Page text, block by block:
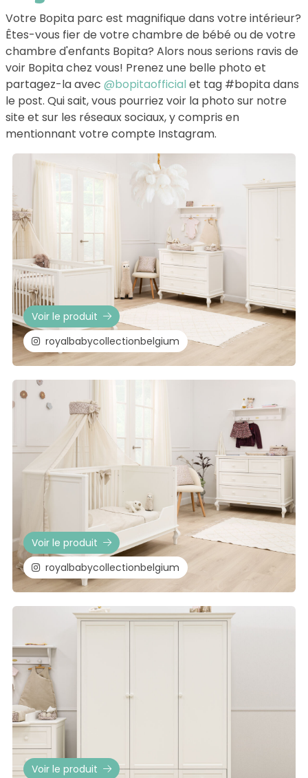
Votre Bopita parc est magnifique dans votre intérieur?
Êtes-vous fier de votre chambre de bébé ou de votre
chambre d'enfants Bopita? Alors nous serions ravis de
voir Bopita chez vous! Prenez une belle photo et
partagez-la avec @bopitaofficial et tag #bopita dans
le post. Qui sait, vous pourriez voir la photo sur notre
site et sur les réseaux sociaux, y compris en
mentionnant votre compte Instagram.
Voir le produit
royalbabycollectionbelgium
Voir le produit
royalbabycollectionbelgium
Voir le produit